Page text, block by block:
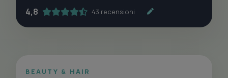
4,8
43 recensioni
BEAUTY & HAIR